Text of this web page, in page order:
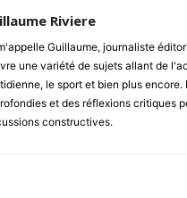
Riviere
Guillaume, journaliste
une variété de sujets allant de
le sport et bien plus
et des réflexions critiques
constructives.